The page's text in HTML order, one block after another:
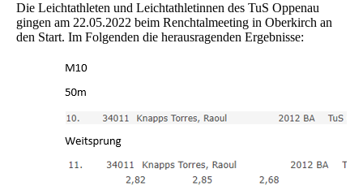
Die Leichtathleten und Leichtathletinnen des TuS Oppenau
gingen am 22.05.2022 beim Renchtalmeeting in Oberkirch an
den Start. Im Folgenden die herausragenden Ergebnisse: